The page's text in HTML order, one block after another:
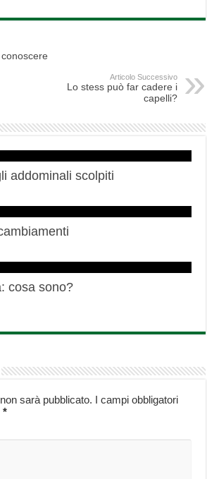
Articolo Successivo
Lo stess può far cadere i
capelli?
addominali scolpiti
cosa sono?
sarà pubblicato. I campi obbligatori
*